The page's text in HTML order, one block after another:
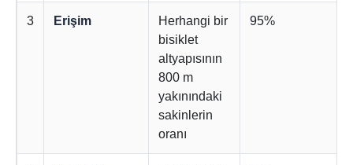
3 Erişim
Herhangi bir
bisiklet
altyapısının
800 m
yakınındaki
sakinlerin
oranı
95%